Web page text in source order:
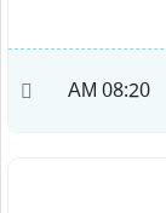
08:20 AM